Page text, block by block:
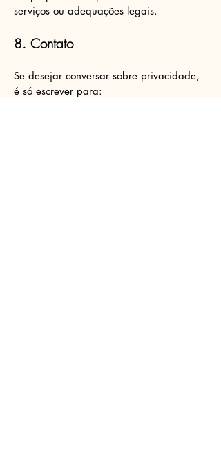
serviços ou adequações legais.
8. Contato
Se desejar conversar sobre privacidade,
é só escrever para: